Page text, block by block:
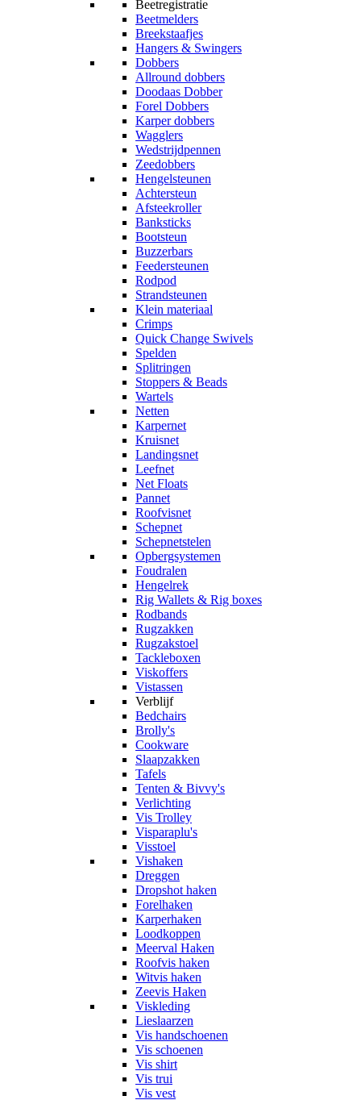
Beetregistratie
Beetmelders
Breekstaafjes
Hangers & Swingers
Dobbers
Allround dobbers
Doodaas Dobber
Forel Dobbers
Karper dobbers
Wagglers
Wedstrijdpennen
Zeedobbers
Hengelsteunen
Achtersteun
Afsteekroller
Banksticks
Bootsteun
Buzzerbars
Feedersteunen
Rodpod
Strandsteunen
Klein materiaal
Crimps
Quick Change Swivels
Spelden
Splitringen
Stoppers & Beads
Wartels
Netten
Karpernet
Kruisnet
Landingsnet
Leefnet
Net Floats
Pannet
Roofvisnet
Schepnet
Schepnetstelen
Opbergsystemen
Foudralen
Hengelrek
Rig Wallets & Rig boxes
Rodbands
Rugzakken
Rugzakstoel
Tackleboxen
Viskoffers
Vistassen
Verblijf
Bedchairs
Brolly's
Cookware
Slaapzakken
Tafels
Tenten & Bivvy's
Verlichting
Vis Trolley
Visparaplu's
Visstoel
Vishaken
Dreggen
Dropshot haken
Forelhaken
Karperhaken
Loodkoppen
Meerval Haken
Roofvis haken
Witvis haken
Zeevis Haken
Viskleding
Lieslaarzen
Vis handschoenen
Vis schoenen
Vis shirt
Vis trui
Vis vest